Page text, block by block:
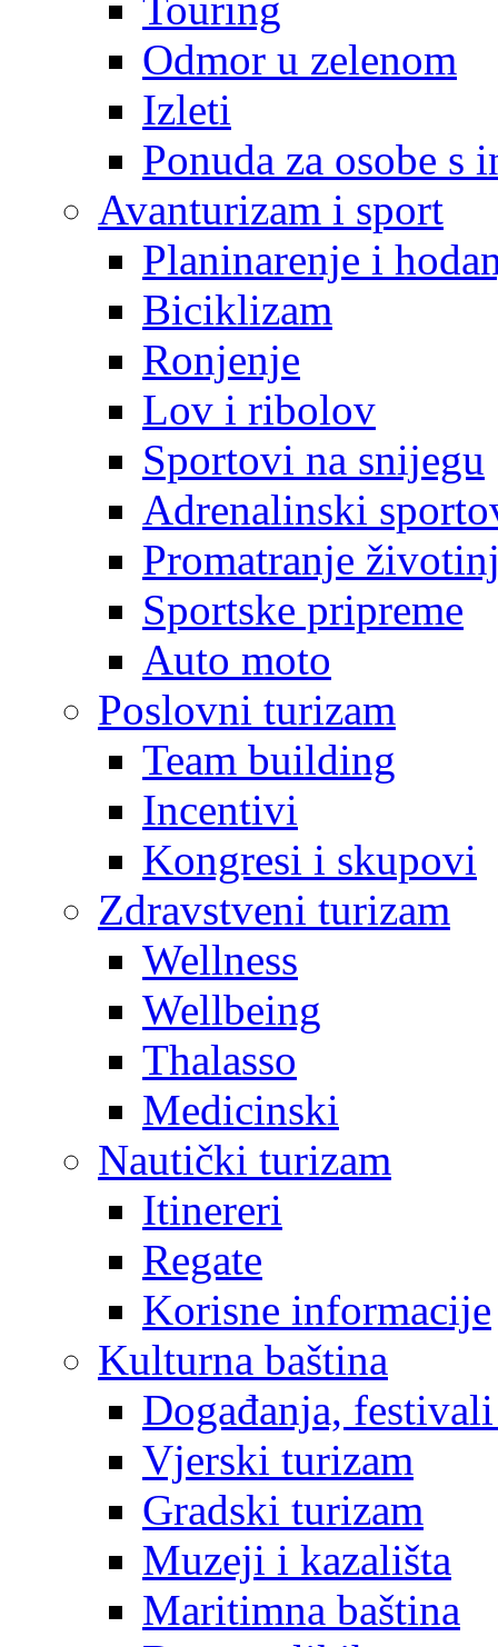
Odmor u zelenom
Izleti
Ponuda za osobe s
Avanturizam i sport
Planinarenje i
Biciklizam
Ronjenje
Lov i ribolov
Sportovi na snijegu
Adrenalinski
Promatranje
Sportske pripreme
Auto moto
Poslovni turizam
Team building
Incentivi
Kongresi i skupovi
Zdravstveni turizam
Wellness
Wellbeing
Thalasso
Medicinski
Nautički turizam
Itinereri
Regate
Korisne informacije
Kulturna baština
Događanja,
Vjerski turizam
Gradski turizam
Muzeji i kazališta
Maritimna baština